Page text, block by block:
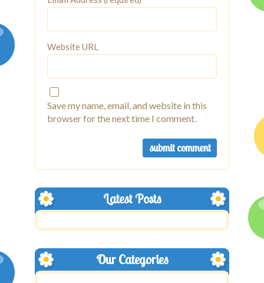
Website URL
Save my name, email, and website in this
browser for the next time I comment.
Latest Posts
Our Categories